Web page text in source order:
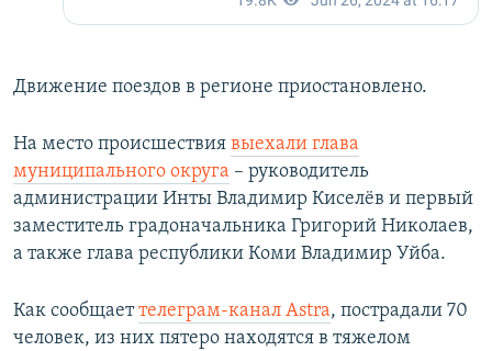
Движение поездов в регионе приостановлено.
На место происшествия выехали глава
муниципального округа – руководитель
администрации Инты Владимир Киселёв и первый
заместитель градоначальника Григорий Николаев,
а также глава республики Коми Владимир Уйба.
Как сообщаеттелеграм-канал Astra, пострадали 70
человек, из них пятеро находятся в тяжелом